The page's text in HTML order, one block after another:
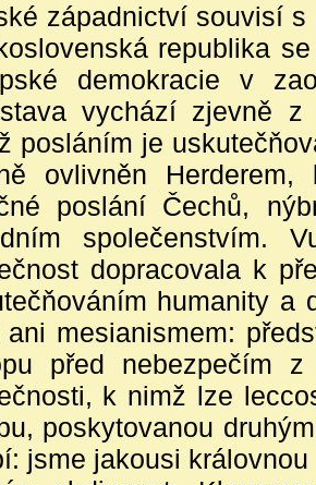
západnictví souvisí
republika
demokracie v
vychází zjevně
posláním je
ovlivněn
poslání Čechů,
společenstvím.
dopracovala k
humanity a
ani mesianismem:
před nebezpečím
k nimž lze
poskytovanou
jsme jakousi